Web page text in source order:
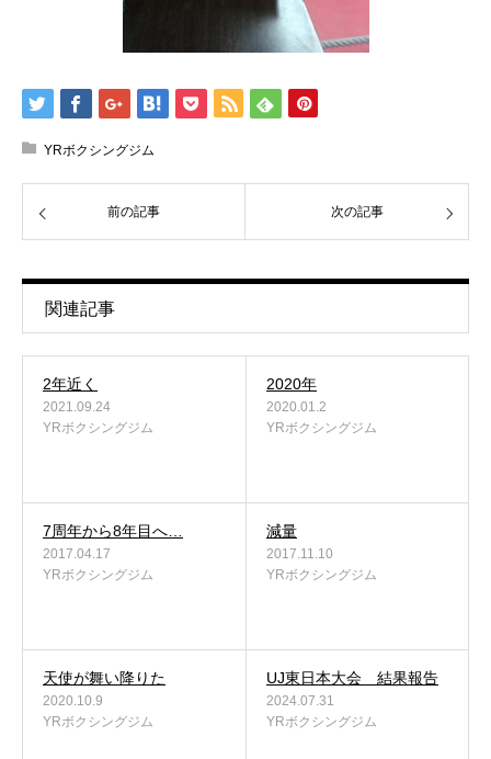
YRボクシングジム
前の記事 次の記事
関連記事
2年近く
2021.09.24
YRボクシングジム
2020年
2020.01.2
YRボクシングジム
7周年から8年目へ…
2017.04.17
YRボクシングジム
減量
2017.11.10
YRボクシングジム
天使が舞い降りた
2020.10.9
YRボクシングジム
UJ東日本大会 結果報告
2024.07.31
YRボクシングジム